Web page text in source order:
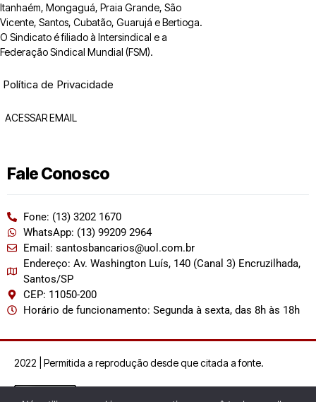
Itanhaém, Mongaguá, Praia Grande, São
Vicente, Santos, Cubatão, Guarujá e Bertioga.
O Sindicato é filiado à Intersindical e a
Federação Sindical Mundial (FSM).
Política de Privacidade
ACESSAR EMAIL
Fale Conosco
Fone: (13) 3202 1670
WhatsApp: (13) 99209 2964
Email: santosbancarios@uol.com.br
Endereço: Av. Washington Luís, 140 (Canal 3) Encruzilhada,
Santos/SP
CEP: 11050-200
Horário de funcionamento: Segunda à sexta, das 8h às 18h
2022 | Permitida a reprodução desde que citada a fonte.